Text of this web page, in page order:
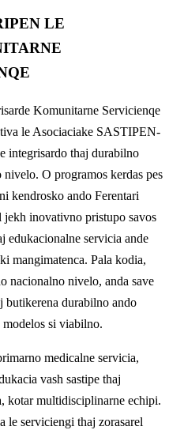
LE
Komunitarne Servicienqe
le Asociaciake SASTIPEN-
integrisardo thaj durabilno
O programos kerdas pes
kendrosko ando Ferentari
inovativno pristupo savos
edukacionalne servicia ande
mangimatenca. Pala kodia,
nacionalno nivelo, anda save
butikerena durabilno ando
si viabilno.
medicalne servicia,
vash sastipe thaj
kotar multidisciplinarne echipi.
le serviciengi thaj zorasarel